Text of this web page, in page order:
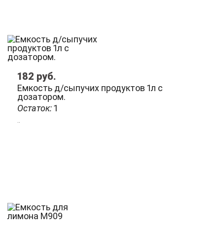
Остаток:1
Емкость д/сыпучих продуктов 1л с
дозатором.
182 руб.